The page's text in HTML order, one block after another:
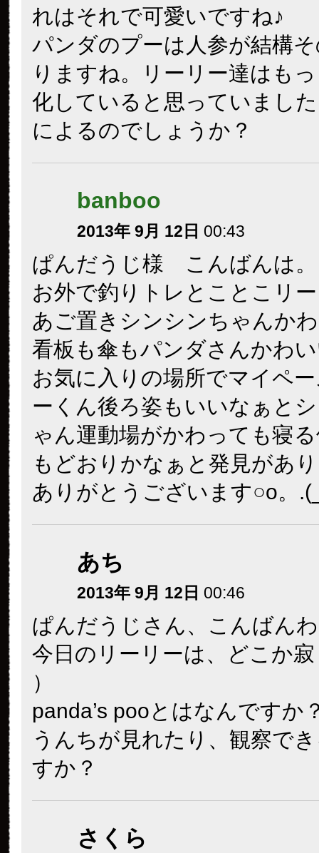
れはそれで可愛いですね♪
パンダのプーは人参が結構
りますね。リーリー達はも
化していると思っていまし
によるのでしょうか？
banboo
2013年 9月 12日 00:43
ぱんだうじ様 こんばんは。
お外で釣りトレとことこリ
あご置きシンシンちゃんか
看板も傘もパンダさんかわ
お気に入りの場所でマイペ
ーくん後ろ姿もいいなぁと
ゃん運動場がかわっても寝
もどおりかなぁと発見があ
ありがとうございます○o。
あち
2013年 9月 12日 00:46
ぱんだうじさん、こんばん
今日のリーリーは、どこか
）
panda’s pooとはなんですか
うんちが見れたり、観察で
すか？
さくら